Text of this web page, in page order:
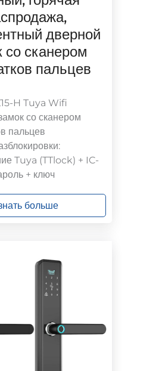
дверной
со сканером
пальцев
H Tuya Wifi
со сканером
пальцев
Tuya (TTlock) + IC-
+ ключ
больше